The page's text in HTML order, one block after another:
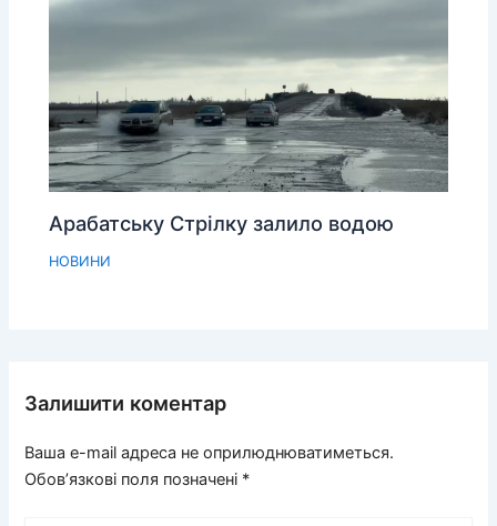
Арабатську Стрілку залило водою
НОВИНИ
Залишити коментар
Ваша e-mail адреса не оприлюднюватиметься.
Обов’язкові поля позначені *